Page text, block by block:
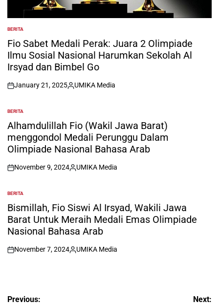
POSTED
IN
BERITA
Fio Sabet Medali Perak: Juara 2 Olimpiade
Ilmu Sosial Nasional Harumkan Sekolah Al
Irsyad dan Bimbel Go
on
January 21, 2025
Posted
UMIKA Media
POSTED
IN
BERITA
Alhamdulillah Fio (Wakil Jawa Barat)
menggondol Medali Perunggu Dalam
Olimpiade Nasional Bahasa Arab
on
November 9, 2024
Posted
UMIKA Media
POSTED
IN
BERITA
Bismillah, Fio Siswi Al Irsyad, Wakili Jawa
Barat Untuk Meraih Medali Emas Olimpiade
Nasional Bahasa Arab
on
November 7, 2024
Posted
UMIKA Media
Post
Previous: Next: